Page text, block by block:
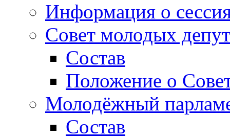
Информация о
Совет молодых
Состав
Положение о
Молодёжный
Состав